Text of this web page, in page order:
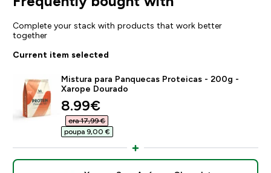
Complete your stack with products that work better
together
Current item selected
Mistura para Panquecas Proteicas - 200g -
Xarope Dourado
discounted price
8.99€‎
era 17,99 €‎
poupa 9,00 €‎